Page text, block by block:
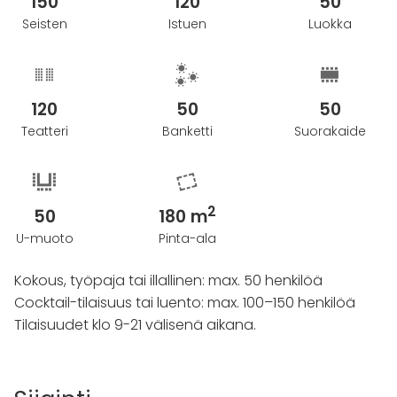
Seisten Istuen Luokka
120
Teatteri
50
Banketti
50
Suorakaide
50
U-muoto
180 m2
Pinta-ala
Kokous, työpaja tai illallinen: max. 50 henkilöä
Cocktail-tilaisuus tai luento: max. 100–150 henkilöä
Tilaisuudet klo 9-21 välisenä aikana.